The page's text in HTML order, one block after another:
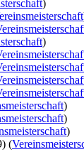
)
)
)
)
)
(